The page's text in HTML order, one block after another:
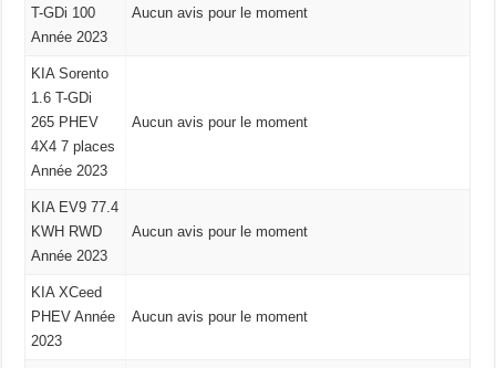
T-GDi 100
Année 2023
Aucun avis pour le moment
KIA Sorento
1.6 T-GDi
265 PHEV
4X4 7 places
Année 2023
Aucun avis pour le moment
KIA EV9 77.4
KWH RWD
Année 2023
Aucun avis pour le moment
KIA XCeed
PHEV Année
2023
Aucun avis pour le moment